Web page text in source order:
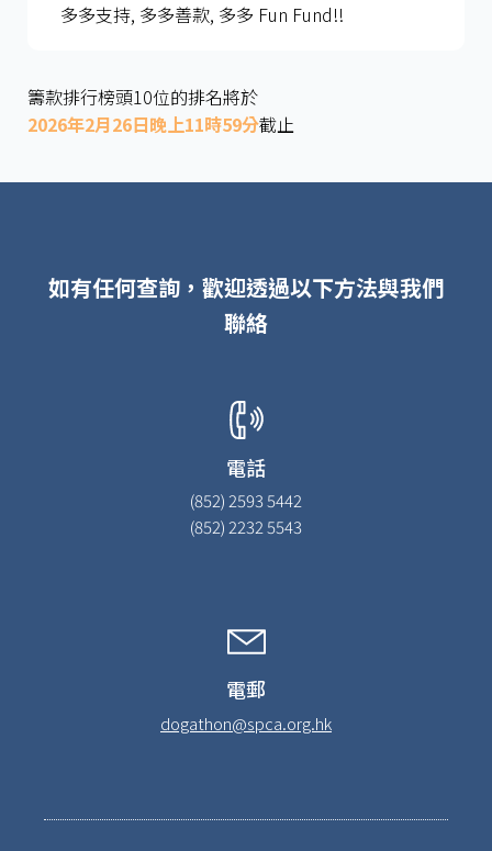
多多支持, 多多善款, 多多 Fun Fund!!
籌款排行榜頭10位的排名將於
2026年2月26日晚上11時59分截止
如有任何查詢，歡迎透過以下方法與我們
聯絡
電話
(852) 2593 5442
(852) 2232 5543
電郵
dogathon@spca.org.hk